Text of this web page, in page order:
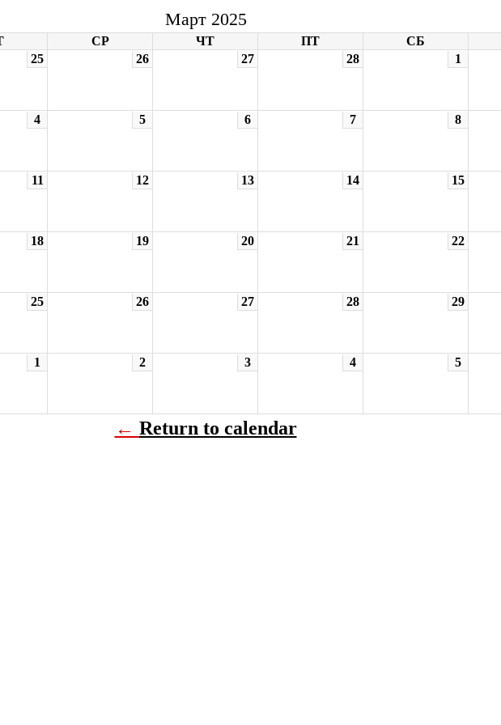
Март 2025
СР ЧТ ПТ СБ
25 26 27 28 1
4 5 6 7 8
11 12 13 14 15
18 19 20 21 22
25 26 27 28 29
1 2 3 4 5
← Return to calendar